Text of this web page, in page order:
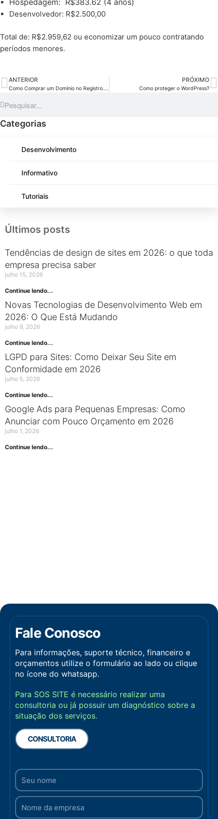
Hospedagem: R$383.62 (4 anos)
Desenvolvedor: R$2.500,00
Total de: R$2.959,62 ou economizar um pouco contratando
períodos menores.
ANTERIOR
Como Comprar um Domínio no Registro.br: Guia Completo para Iniciar Seu Site
PRÓXIMO
Como proteger o WordPress?
Categorias
Desenvolvimento
Informativo
Tutoriais
Últimos posts
Tendências de design de sites em 2026: o que toda
empresa precisa saber
julho 15, 2026
Continue lendo...
Novas Tecnologias de Desenvolvimento Web em
2026: O Que Está Mudando
julho 9, 2026
Continue lendo...
LGPD para Sites: Como Deixar Seu Site em
Conformidade em 2026
julho 5, 2026
Continue lendo...
Google Ads para Pequenas Empresas: Como
Anunciar com Pouco Orçamento em 2026
julho 1, 2026
Continue lendo...
Fale Conosco
Para informações, suporte técnico, financeiro e
orçamentos utilize o formulário ao lado ou clique
no ícone do whatsapp.
Para SOS SITE é necessário realizar uma
consultoria ou já possuir um diagnóstico sobre a
situação dos serviços.
CONSULTORIA